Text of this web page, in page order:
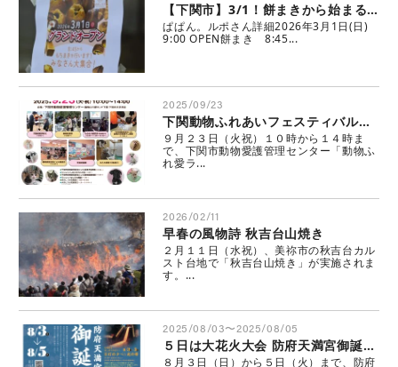
【下関市】3/1！餅まきから始まるのは、老舗の意地を、ふわりと焼いたパン屋さん。新規オープンです。
ぱぱん。ルポさん詳細2026年3月1日(日)
9:00 OPEN餅まき 8:45...
2025/09/23
下関動物ふれあいフェスティバル２０２５
９月２３日（火祝）１０時から１４時ま
で、下関市動物愛護管理センター「動物ふ
れ愛ラ...
2026/02/11
早春の風物詩 秋吉台山焼き
２月１１日（水祝）、美祢市の秋吉台カル
スト台地で「秋吉台山焼き」が実施されま
す。...
2025/08/03〜2025/08/05
５日は大花火大会 防府天満宮御誕辰祭
８月３日（日）から５日（火）まで、防府